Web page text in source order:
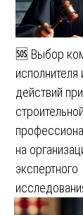
🆘 Выбор
исполнителя
действий
на
экспертного